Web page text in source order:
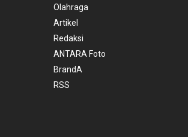
Olahraga
Artikel
Redaksi
ANTARA Foto
BrandA
RSS